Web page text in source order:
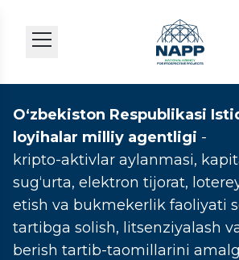
O‘zbekiston Respublikasi
loyihalar milliy agentligi -
kripto-aktivlar aylanmasi,
sug‘urta, elektron tijorat,
etish va bukmekerlik faoliyati
tartibga solish, litsenziyalash
berish tartib-taomillarini